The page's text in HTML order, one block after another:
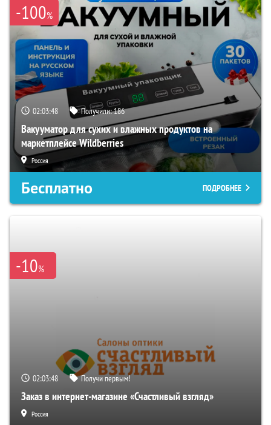
-100%
02:03:47 Получили:186
Вакууматор для сухих и влажных продуктов на
маркетплейсе Wildberries
Россия
Бесплатно ПОДРОБНЕЕ
-10%
02:03:47 Получи первым!
Заказ в интернет-магазине «Счастливый взгляд»
Россия